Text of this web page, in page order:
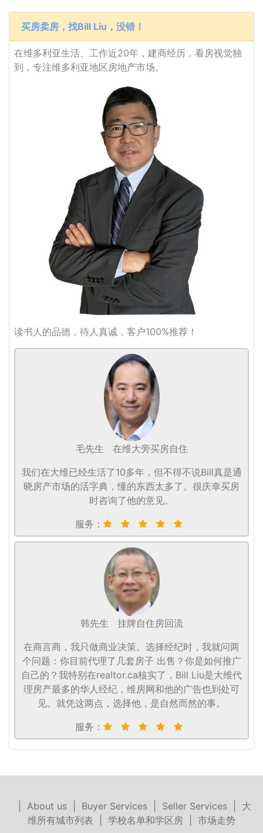
买房卖房，找Bill Liu，没错！
在维多利亚生活、工作近20年，建商经历，看房视觉独
到，专注维多利亚地区房地产市场。
读书人的品德，待人真诚，客户100%推荐！
毛先生
在维大旁买房自住
我们在大维已经生活了10多年，但不得不说Bill真是通
晓房产市场的活字典，懂的东西太多了。很庆幸买房
时咨询了他的意见。
服务：
韩先生
挂牌自住房回流
在商言商，我只做商业决策。选择经纪时，我就问两
个问题：你目前代理了几套房子 出售？你是如何推广
自己的？我特别在realtor.ca核实了，Bill Liu是大维代
理房产最多的华人经纪，维房网和他的广告也到处可
见。就凭这两点，选择他，是自然而然的事。
服务：
About us| Buyer Services| Seller Services| 大
维所有城市列表
学校名单和学区房 市场走势